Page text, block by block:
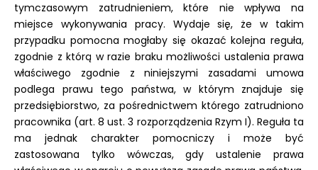
tymczasowym zatrudnieniem, które nie wpływa na
miejsce wykonywania pracy. Wydaje się, że w takim
przypadku pomocna mogłaby się okazać kolejna reguła,
zgodnie z którą w razie braku możliwości ustalenia prawa
właściwego zgodnie z niniejszymi zasadami umowa
podlega prawu tego państwa, w którym znajduje się
przedsiębiorstwo, za pośrednictwem którego zatrudniono
pracownika (art. 8 ust. 3 rozporządzenia Rzym I). Reguła ta
ma jednak charakter pomocniczy i może być
zastosowana tylko wówczas, gdy ustalenie prawa